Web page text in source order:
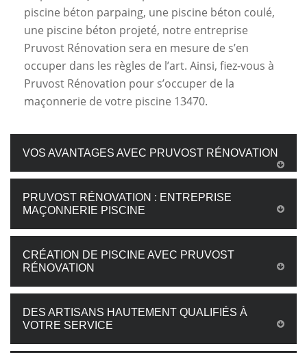
piscine béton parpaing, une piscine béton coulé,
une piscine béton projeté, notre entreprise
Pruvost Rénovation sera en mesure de s’en
occuper dans les règles de l’art. Ainsi, fiez-vous à
Pruvost Rénovation pour s’occuper de la
maçonnerie de votre piscine 13470.
VOS AVANTAGES AVEC PRUVOST RÉNOVATION
PRUVOST RÉNOVATION : ENTREPRISE
MAÇONNERIE PISCINE
CRÉATION DE PISCINE AVEC PRUVOST
RÉNOVATION
DES ARTISANS HAUTEMENT QUALIFIÉS À
VOTRE SERVICE